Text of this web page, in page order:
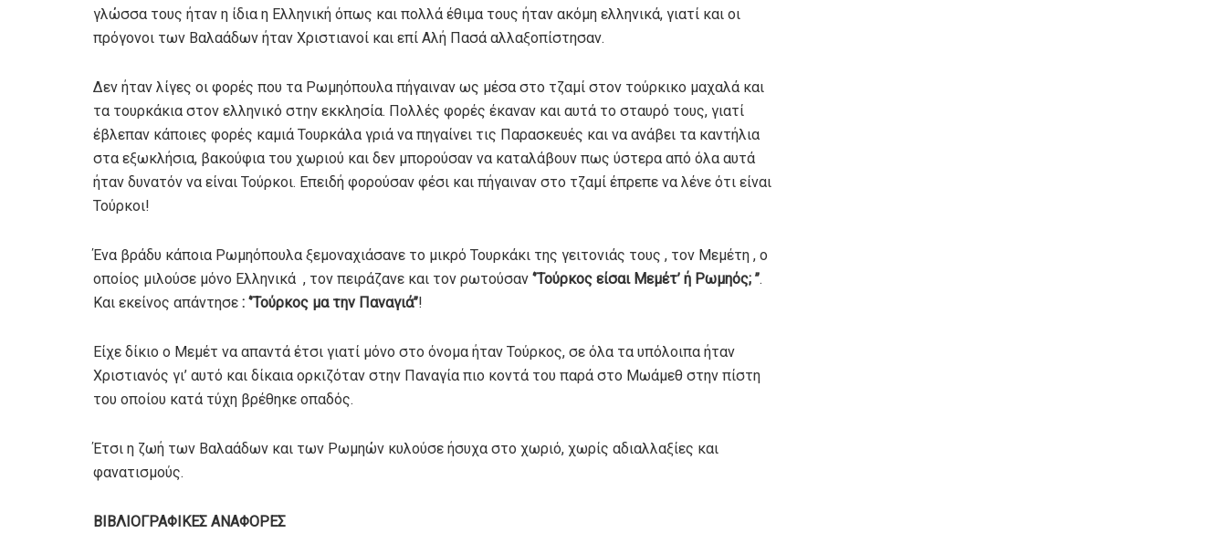
γλώσσα τους ήταν η ίδια η Ελληνική όπως και πολλά έθιμα τους ήταν ακόμη ελληνικά, γιατί και οι
πρόγονοι των Βαλαάδων ήταν Χριστιανοί και επί Αλή Πασά αλλαξοπίστησαν.
Δεν ήταν λίγες οι φορές που τα Ρωμηόπουλα πήγαιναν ως μέσα στο τζαμί στον τούρκικο μαχαλά και
τα τουρκάκια στον ελληνικό στην εκκλησία. Πολλές φορές έκαναν και αυτά το σταυρό τους, γιατί
έβλεπαν κάποιες φορές καμιά Τουρκάλα γριά να πηγαίνει τις Παρασκευές και να ανάβει τα καντήλια
στα εξωκλήσια, βακούφια του χωριού και δεν μπορούσαν να καταλάβουν πως ύστερα από όλα αυτά
ήταν δυνατόν να είναι Τούρκοι. Επειδή φορούσαν φέσι και πήγαιναν στο τζαμί έπρεπε να λένε ότι είναι
Τούρκοι!
Ένα βράδυ κάποια Ρωμηόπουλα ξεμοναχιάσανε το μικρό Τουρκάκι της γειτονιάς τους , τον Μεμέτη , ο
οποίος μιλούσε μόνο Ελληνικά , τον πειράζανε και τον ρωτούσαν ‘’Τούρκος είσαι Μεμέτ’ ή Ρωμηός; ’’.
Και εκείνος απάντησε : ‘’Τούρκος μα την Παναγιά’’!
Είχε δίκιο ο Μεμέτ να απαντά έτσι γιατί μόνο στο όνομα ήταν Τούρκος, σε όλα τα υπόλοιπα ήταν
Χριστιανός γι’ αυτό και δίκαια ορκιζόταν στην Παναγία πιο κοντά του παρά στο Μωάμεθ στην πίστη
του οποίου κατά τύχη βρέθηκε οπαδός.
Έτσι η ζωή των Βαλαάδων και των Ρωμηών κυλούσε ήσυχα στο χωριό, χωρίς αδιαλλαξίες και
φανατισμούς.
ΒΙΒΛΙΟΓΡΑΦΙΚΕΣ ΑΝΑΦΟΡΕΣ